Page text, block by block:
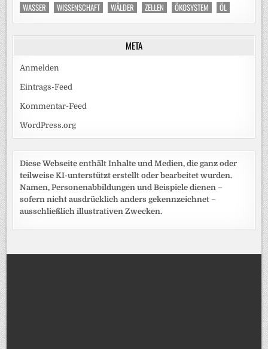
WASSER
WISSENSCHAFT WÄLDER ZELLEN ÖKOSYSTEM ÖL
META
Anmelden
Eintrags-Feed
Kommentar-Feed
WordPress.org
Diese Webseite enthält Inhalte und Medien, die ganz oder
teilweise KI-unterstützt erstellt oder bearbeitet wurden.
Namen, Personenabbildungen und Beispiele dienen –
sofern nicht ausdrücklich anders gekennzeichnet –
ausschließlich illustrativen Zwecken.